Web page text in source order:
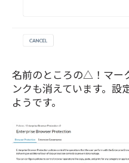
名前のところの△！マー
ンクも消えています。設
ようです。